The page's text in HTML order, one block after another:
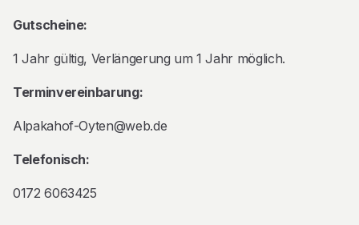
Gutscheine:
1 Jahr gültig, Verlängerung um 1 Jahr möglich.
Terminvereinbarung:
Alpakahof-Oyten@web.de
Telefonisch:
0172 6063425